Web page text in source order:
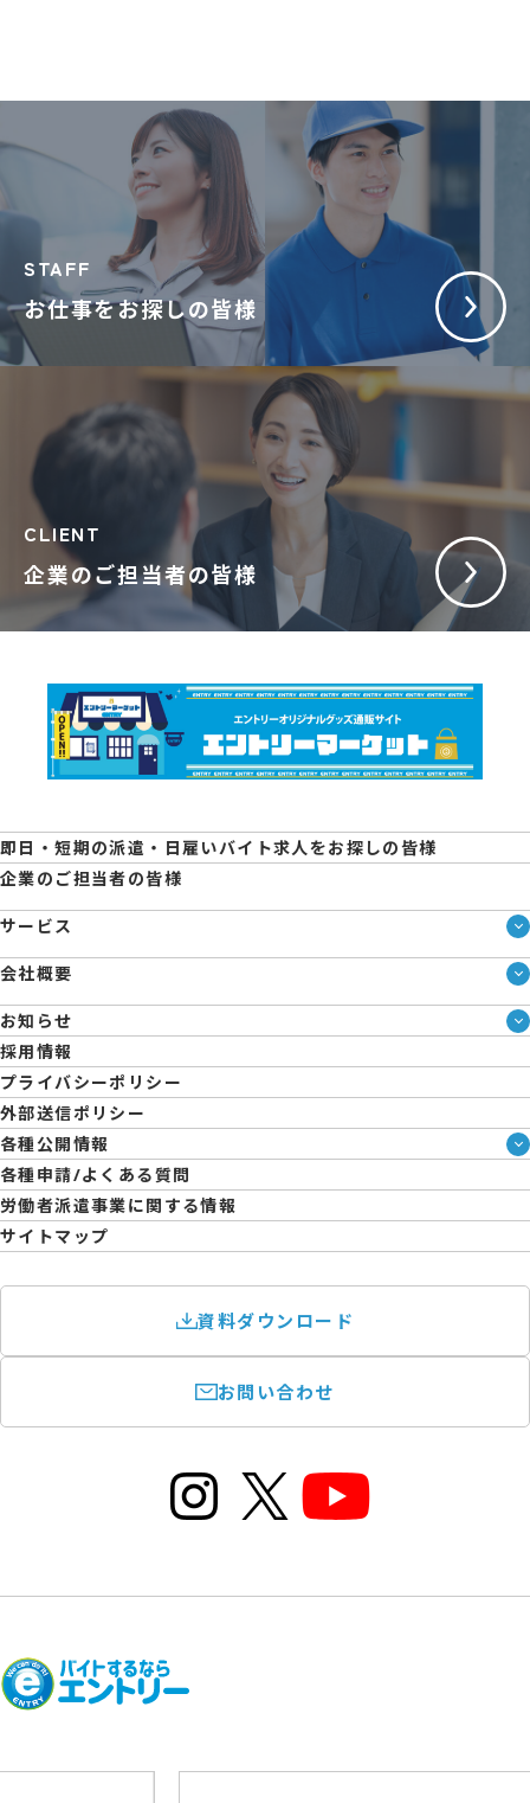
お仕事をお探しの皆様
STAFF
企業のご担当者の皆様
CLIENT
即日・短期の派遣・日雇いバイト求人をお探しの皆様
企業のご担当者の皆様
サービス
サービス一覧
即日・単発のバイト探しは「スマジョブ」
エントリーマーケット
会社概要
会社概要
メディア情報
人材派遣について
コーポレートガバナンス
拠点一覧
日雇派遣の原則禁止について
エントリーのサポートについて
お知らせ
ブログ
企業様向けお役立ちブログ
採用情報
プライバシーポリシー
外部送信ポリシー
各種公開情報
ハラスメント防止・対策方針
育児休業取得率および職場復帰率報告書
各種申請/よくある質問
労働者派遣事業に関する情報
サイトマップ
資料ダウンロード
お問い合わせ